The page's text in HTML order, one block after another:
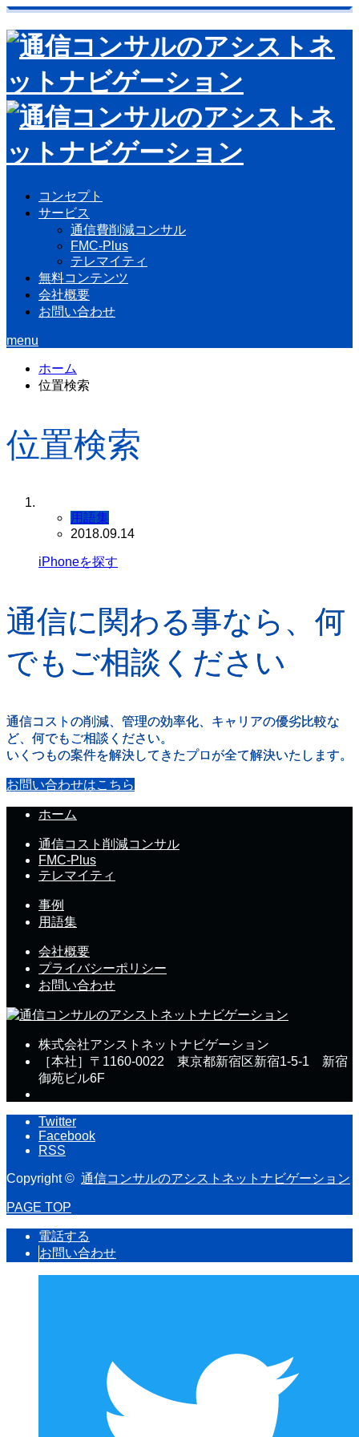
コンセプト
サービス
通信費削減コンサル
FMC-Plus
テレマイティ
無料コンテンツ
会社概要
お問い合わせ
menu
ホーム
位置検索
位置検索
用語集
2018.09.14
iPhoneを探す
通信に関わる事なら、何
でもご相談ください
通信コストの削減、管理の効率化、キャリアの優劣比較な
ど、何でもご相談ください。
いくつもの案件を解決してきたプロが全て解決いたします。
お問い合わせはこちら
ホーム
通信コスト削減コンサル
FMC-Plus
テレマイティ
事例
用語集
会社概要
プライバシーポリシー
お問い合わせ
株式会社アシストネットナビゲーション
［本社］〒1160-0022 東京都新宿区新宿1-5-1 新宿
御苑ビル6F
Twitter
Facebook
RSS
Copyright © 通信コンサルのアシストネットナビゲーション
PAGE TOP
電話する
お問い合わせ